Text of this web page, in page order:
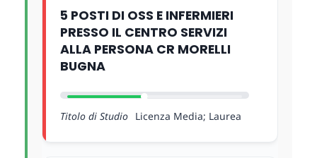
5 POSTI DI OSS E INFERMIERI
PRESSO IL CENTRO SERVIZI
ALLA PERSONA CR MORELLI
BUGNA
Titolo di Studio Licenza Media; Laurea